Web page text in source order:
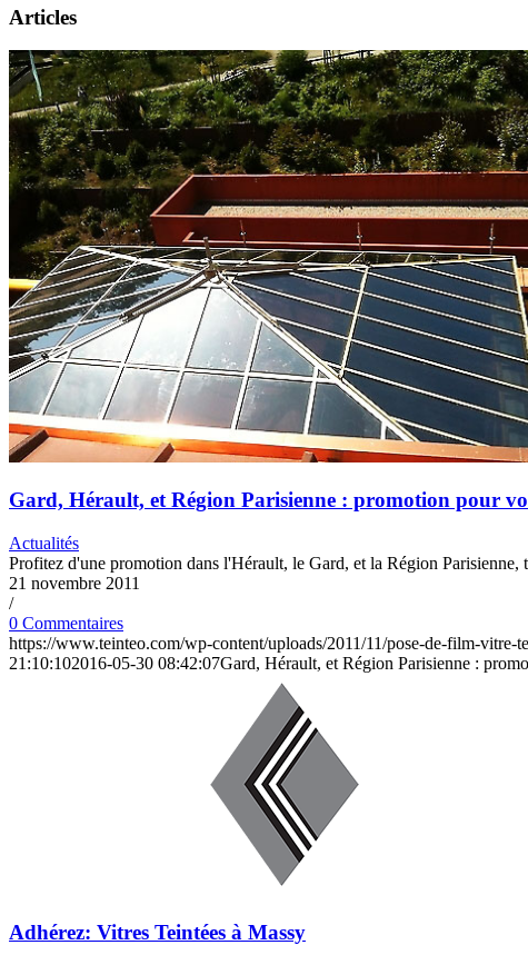
Articles
Gard, Hérault, et Région Parisienne : promotion pour
Actualités
Profitez d'une promotion dans l'Hérault, le Gard, et la Région
21 novembre 2011
/
0 Commentaires
https://www.teinteo.com/wp-content/uploads/2011/11/pose-de-film-vitre-
21:10:102016-05-30 08:42:07Gard, Hérault, et Région Parisienne :
Adhérez: Vitres Teintées à Massy